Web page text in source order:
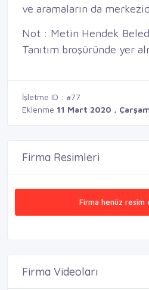
ve aramaların da
Not : Metin Hendek
Tanıtım broşüründe yer
İşletme ID : #77
Eklenme 11 Mart 2020 ,
Firma Resimleri
Firma henüz resim
Firma Videoları